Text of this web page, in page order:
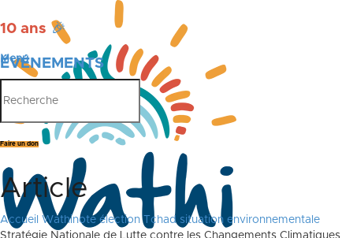
10 ans 🎉
ÉVÉNEMENTS
PUBLICATIONS
Menu
Faire un don
Article
Accueil
Wathinote élection Tchad situation environnementale
Stratégie Nationale de Lutte contre les Changements Climatiques